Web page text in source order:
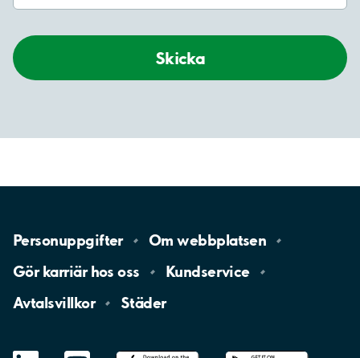
Skicka
Personuppgifter Omwebbplatsen
Gör karriär hososs
Kundservice
Avtalsvillkor
Städer